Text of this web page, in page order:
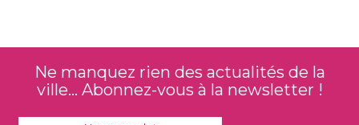
Ne manquez rien des actualités de la
ville... Abonnez-vous à la newsletter !